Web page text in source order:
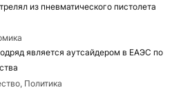
из пневматического пистолета
является аутсайдером в ЕАЭС по
Политика